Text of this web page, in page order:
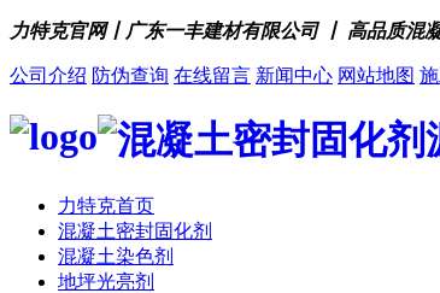
力特克官网丨广东一丰建材有限公司 丨 高品质混
公司介绍 防伪查询 在线留言 新闻中心 网站地图
力特克首页
混凝土密封固化剂
混凝土染色剂
地坪光亮剂